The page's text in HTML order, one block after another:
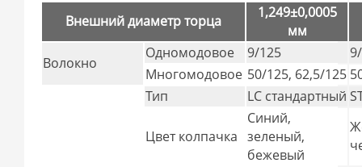
Внешний диаметр торца
1,249±0,0005
мм
Волокно
Одномодовое 9/125
Многомодовое 50/125, 62,5/125
Тип LC стандартный
Цвет колпачка
Синий,
зеленый,
бежевый